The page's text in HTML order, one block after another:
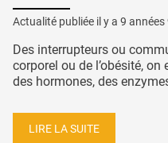
Actualité publiée il y a 9 années
Des interrupteurs ou
corporel ou de l’obésité,
des hormones, des
LIRE LA SUITE